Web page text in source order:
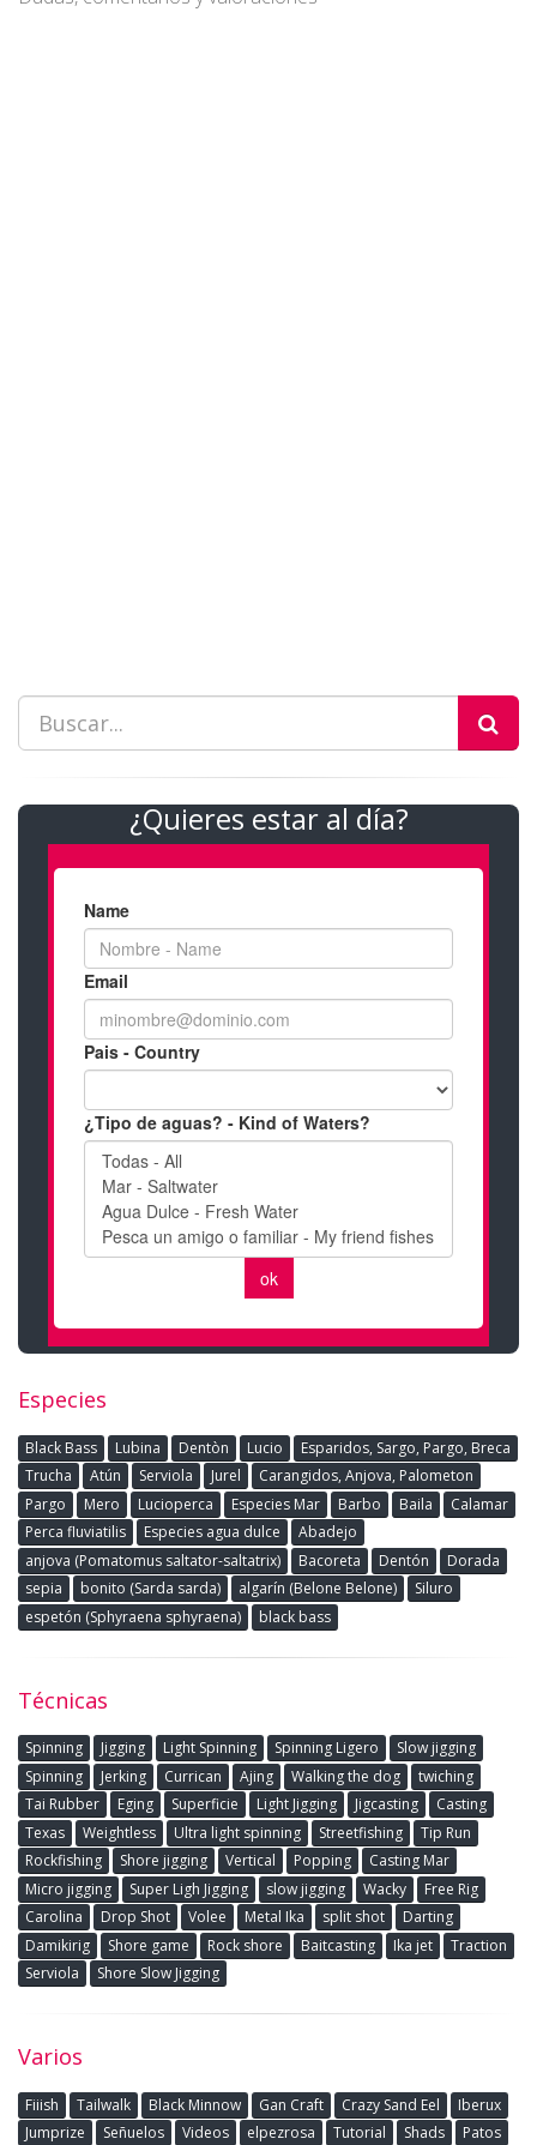
¿Quieres estar al día?
Especies
Black Bass Lubina Dentòn Lucio
Esparidos, Sargo, Pargo, Breca
Trucha
Atún Serviola Jurel
Carangidos, Anjova, Palometon
Pargo
Mero Lucioperca Especies Mar Barbo Baila
Calamar
Perca fluviatilis
Especies agua dulce
Abadejo
anjova (Pomatomus saltator-saltatrix)
Bacoreta Dentón
Dorada
sepia
bonito (Sarda sarda) algarín (Belone Belone)
Siluro
espetón (Sphyraena sphyraena)
black bass
Técnicas
Spinning Jigging Light Spinning Spinning Ligero
Slow jigging
Spinning
Jerking Currican Ajing Walking the dog
twiching
Tai Rubber
Eging Superficie Light Jigging Jigcasting
Casting
Texas
Weightless Ultra light spinning Streetfishing
Tip Run
Rockfishing
Shore jigging Vertical Popping
Casting Mar
Micro jigging
Super Ligh Jigging slow jigging Wacky
Free Rig
Carolina
Drop Shot Volee Metal Ika split shot
Darting
Damikirig
Shore game Rock shore Baitcasting Ika jet
Traction
Serviola
Shore Slow Jigging
Varios
Fiiish Tailwalk Black Minnow Gan Craft Crazy Sand Eel
Iberux
Jumprize
Señuelos Videos elpezrosa Tutorial Shads
Patos